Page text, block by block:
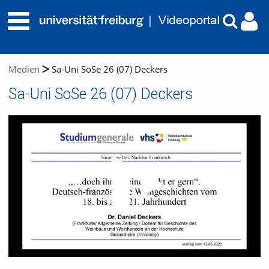
Medien Sa-Uni SoSe 26 (07) Deckers
Sa-Uni SoSe 26 (07) Deckers